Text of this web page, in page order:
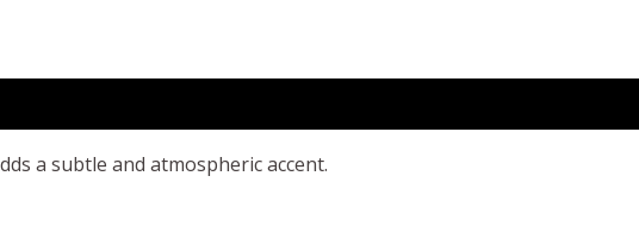
a subtle and atmospheric accent.